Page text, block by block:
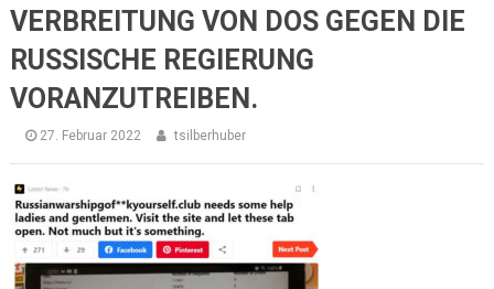
VERBREITUNG VON DOS GEGEN DIE
RUSSISCHE REGIERUNG
VORANZUTREIBEN.
27. Februar 2022 tsilberhuber